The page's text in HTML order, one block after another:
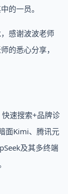
的一员。
感谢波波老师
的悉心分享，
速搜索+品牌诊
面Kimi、腾讯元
及其多终端